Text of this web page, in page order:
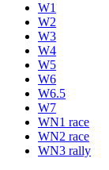
W1
W2
W3
W4
W5
W6
W6.5
W7
WN1 race
WN2 race
WN3 rally